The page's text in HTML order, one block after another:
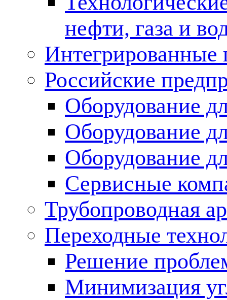
нефти, газа и
Российские
Оборудование
Оборудование
Оборудование
Сервисные
Трубопроводная
Переходные
Решение
Минимизация